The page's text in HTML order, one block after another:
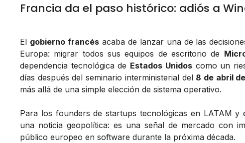
Francia da el paso histórico: adiós a
El gobierno francésacaba de lanzar una de las
Europa: migrar todos sus equipos de escritorio de
dependencia tecnológica de Estados Unidoscomo un
días después del seminario interministerial del 8 de abril
más allá de una simple elección de sistema operativo.
Para los founders de startups tecnológicas en LATAM y
una noticia geopolítica: es una señal de mercado con
público europeo en software durante la próxima década.